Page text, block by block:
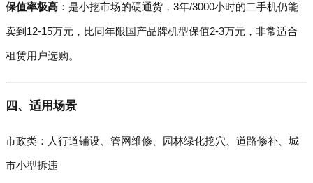
保值率极高 ：是小挖市场的硬通货，3年/3000小时的二手机仍能
卖到12-15万元，比同年限国产品牌机型保值2-3万元，非常适合
租赁用户选购。
四、适用场景
市政类：人行道铺设、管网维修、园林绿化挖穴、道路修补、城
市小型拆违